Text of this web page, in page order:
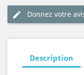
edit Donnez votre
Description